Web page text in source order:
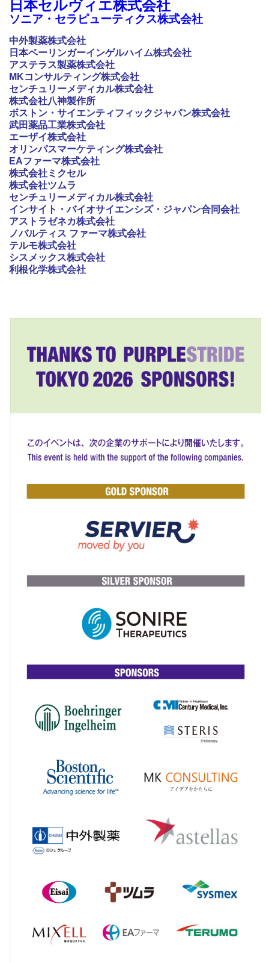
日本セルヴィエ株式会社
ソニア・セラピューティクス株式会社
中外製薬株式会社
日本ベーリンガーインゲルハイム株式会社
アステラス製薬株式会社
MKコンサルティング株式会社
センチュリーメディカル株式会社
株式会社八神製作所
ボストン・サイエンティフィックジャパン株式会社
武田薬品工業株式会社
エーザイ株式会社
オリンパスマーケティング株式会社
EAファーマ株式会社
株式会社ミクセル
株式会社ツムラ
センチュリーメディカル株式会社
インサイト・バイオサイエンシズ・ジャパン合同会社
アストラゼネカ株式会社
ノバルティス ファーマ株式会社
テルモ株式会社
シスメックス株式会社
利根化学株式会社